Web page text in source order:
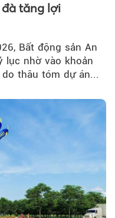
tăng lợi
Bất động sản An
lục nhờ vào khoản
thâu tóm dự án...